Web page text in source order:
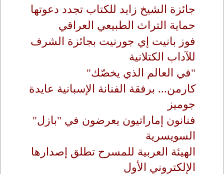
جائزة الشيخ زايد للكتاب تجدد دعوتها
حماية التراث الطبيعي العراقي
فوز بانيت إي جورنيت بجائزة الشرف
للآداب الكتلانية
"في العالم الذي يخصّك"
كارمن... برفقة الفنانة الإسبانية عايدة
جوميز
فنانون إماراتيون يعرضون في "بازل"
السويسرية
الهيئة العربية للمسرح تطلق إصدارها
الإلكتروني الأول